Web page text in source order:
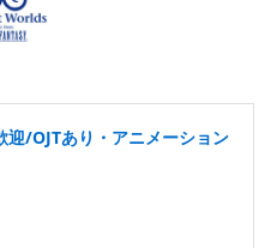
迎/OJTあり・アニメーション